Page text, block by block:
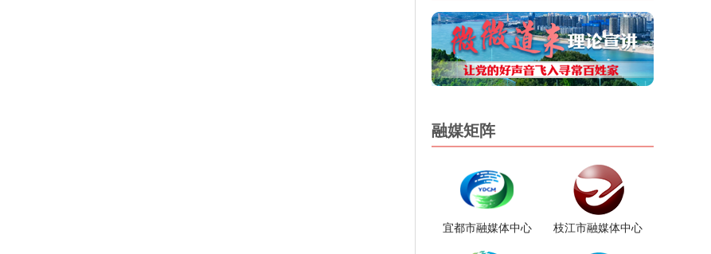
融媒矩阵
宜都市融媒体中心 枝江市融媒体中心